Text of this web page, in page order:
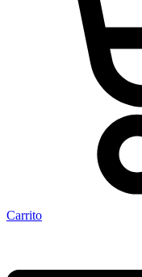
Carrito